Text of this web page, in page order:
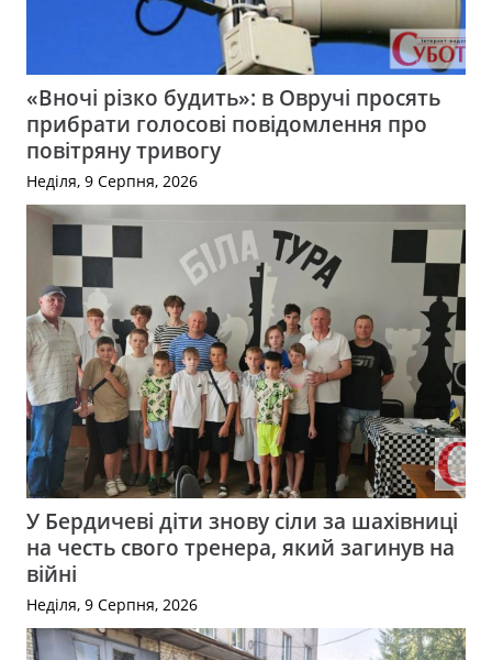
«Вночі різко будить»: в Овручі просять
прибрати голосові повідомлення про
повітряну тривогу
Неділя, 9 Серпня, 2026
У Бердичеві діти знову сіли за шахівниці
на честь свого тренера, який загинув на
війні
Неділя, 9 Серпня, 2026